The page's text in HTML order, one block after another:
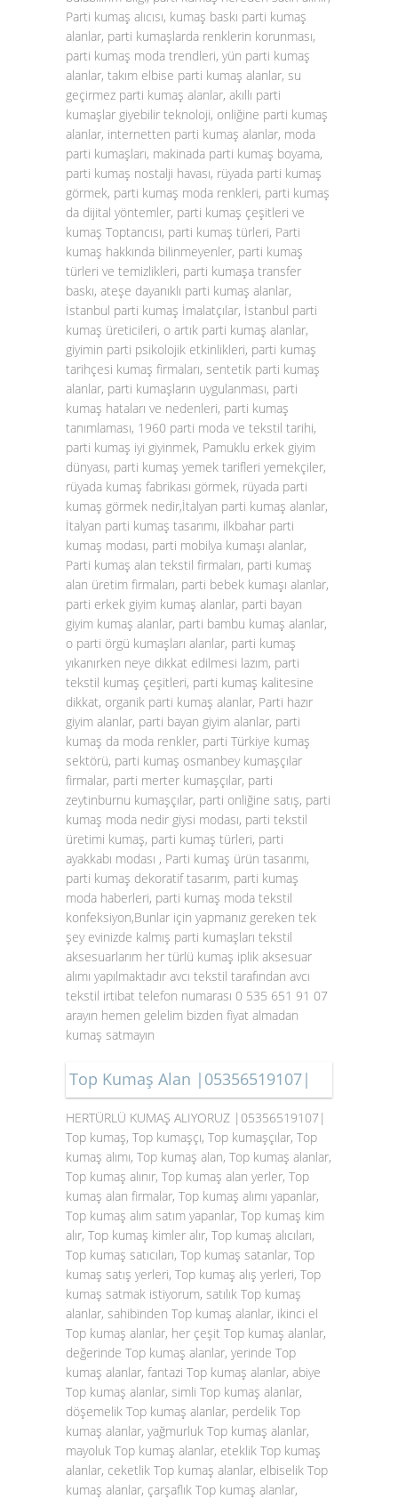
Parti kumaş alıcısı, kumaş baskı parti kumaş
alanlar, parti kumaşlarda renklerin korunması,
parti kumaş moda trendleri, yün parti kumaş
alanlar, takım elbise parti kumaş alanlar, su
geçirmez parti kumaş alanlar, akıllı parti
kumaşlar giyebilir teknoloji, onliğine parti kumaş
alanlar, internetten parti kumaş alanlar, moda
parti kumaşları, makinada parti kumaş boyama,
parti kumaş nostalji havası, rüyada parti kumaş
görmek, parti kumaş moda renkleri, parti kumaş
da dijital yöntemler, parti kumaş çeşitleri ve
kumaş Toptancısı, parti kumaş türleri, Parti
kumaş hakkında bilinmeyenler, parti kumaş
türleri ve temizlikleri, parti kumaşa transfer
baskı, ateşe dayanıklı parti kumaş alanlar,
İstanbul parti kumaş İmalatçılar, İstanbul parti
kumaş üreticileri, o artık parti kumaş alanlar,
giyimin parti psikolojik etkinlikleri, parti kumaş
tarihçesi kumaş firmaları, sentetik parti kumaş
alanlar, parti kumaşların uygulanması, parti
kumaş hataları ve nedenleri, parti kumaş
tanımlaması, 1960 parti moda ve tekstil tarihi,
parti kumaş iyi giyinmek, Pamuklu erkek giyim
dünyası, parti kumaş yemek tarifleri yemekçiler,
rüyada kumaş fabrikası görmek, rüyada parti
kumaş görmek nedir,İtalyan parti kumaş alanlar,
İtalyan parti kumaş tasarımı, ilkbahar parti
kumaş modası, parti mobilya kumaşı alanlar,
Parti kumaş alan tekstil firmaları, parti kumaş
alan üretim firmaları, parti bebek kumaşı alanlar,
parti erkek giyim kumaş alanlar, parti bayan
giyim kumaş alanlar, parti bambu kumaş alanlar,
o parti örgü kumaşları alanlar, parti kumaş
yıkanırken neye dikkat edilmesi lazım, parti
tekstil kumaş çeşitleri, parti kumaş kalitesine
dikkat, organik parti kumaş alanlar, Parti hazır
giyim alanlar, parti bayan giyim alanlar, parti
kumaş da moda renkler, parti Türkiye kumaş
sektörü, parti kumaş osmanbey kumaşçılar
firmalar, parti merter kumaşçılar, parti
zeytinburnu kumaşçılar, parti onliğine satış, parti
kumaş moda nedir giysi modası, parti tekstil
üretimi kumaş, parti kumaş türleri, parti
ayakkabı modası , Parti kumaş ürün tasarımı,
parti kumaş dekoratif tasarım, parti kumaş
moda haberleri, parti kumaş moda tekstil
konfeksiyon,Bunlar için yapmanız gereken tek
şey evinizde kalmış parti kumaşları tekstil
aksesuarlarım her türlü kumaş iplik aksesuar
alımı yapılmaktadır avcı tekstil tarafından avcı
tekstil irtibat telefon numarası 0 535 651 91 07
arayın hemen gelelim bizden fiyat almadan
kumaş satmayın
Top Kumaş Alan |05356519107|
HERTÜRLÜ KUMAŞ ALIYORUZ |05356519107|
Top kumaş, Top kumaşçı, Top kumaşçılar, Top
kumaş alımı, Top kumaş alan, Top kumaş alanlar,
Top kumaş alınır, Top kumaş alan yerler, Top
kumaş alan firmalar, Top kumaş alımı yapanlar,
Top kumaş alım satım yapanlar, Top kumaş kim
alır, Top kumaş kimler alır, Top kumaş alıcıları,
Top kumaş satıcıları, Top kumaş satanlar, Top
kumaş satış yerleri, Top kumaş alış yerleri, Top
kumaş satmak istiyorum, satılık Top kumaş
alanlar, sahibinden Top kumaş alanlar, ikinci el
Top kumaş alanlar, her çeşit Top kumaş alanlar,
değerinde Top kumaş alanlar, yerinde Top
kumaş alanlar, fantazi Top kumaş alanlar, abiye
Top kumaş alanlar, simli Top kumaş alanlar,
döşemelik Top kumaş alanlar, perdelik Top
kumaş alanlar, yağmurluk Top kumaş alanlar,
mayoluk Top kumaş alanlar, eteklik Top kumaş
alanlar, ceketlik Top kumaş alanlar, elbiselik Top
kumaş alanlar, çarşaflık Top kumaş alanlar,